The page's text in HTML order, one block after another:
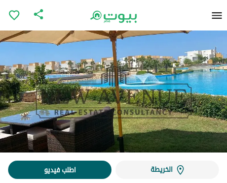
الخريطة اطلب فيديو